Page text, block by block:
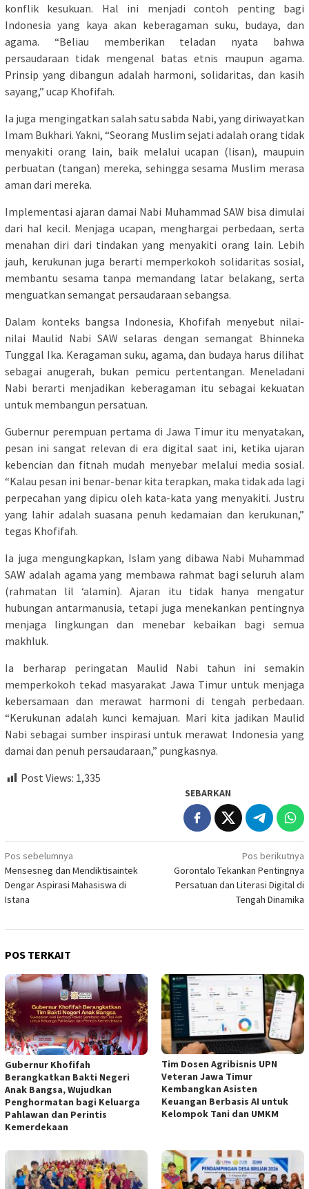
konflik kesukuan. Hal ini menjadi contoh penting bagi
Indonesia yang kaya akan keberagaman suku, budaya, dan
agama. “Beliau memberikan teladan nyata bahwa
persaudaraan tidak mengenal batas etnis maupun agama.
Prinsip yang dibangun adalah harmoni, solidaritas, dan kasih
sayang,” ucap Khofifah.
Ia juga mengingatkan salah satu sabda Nabi, yang diriwayatkan
Imam Bukhari. Yakni, “Seorang Muslim sejati adalah orang tidak
menyakiti orang lain, baik melalui ucapan (lisan), maupuin
perbuatan (tangan) mereka, sehingga sesama Muslim merasa
aman dari mereka.
Implementasi ajaran damai Nabi Muhammad SAW bisa dimulai
dari hal kecil. Menjaga ucapan, menghargai perbedaan, serta
menahan diri dari tindakan yang menyakiti orang lain. Lebih
jauh, kerukunan juga berarti memperkokoh solidaritas sosial,
membantu sesama tanpa memandang latar belakang, serta
menguatkan semangat persaudaraan sebangsa.
Dalam konteks bangsa Indonesia, Khofifah menyebut nilai-
nilai Maulid Nabi SAW selaras dengan semangat Bhinneka
Tunggal Ika. Keragaman suku, agama, dan budaya harus dilihat
sebagai anugerah, bukan pemicu pertentangan. Meneladani
Nabi berarti menjadikan keberagaman itu sebagai kekuatan
untuk membangun persatuan.
Gubernur perempuan pertama di Jawa Timur itu menyatakan,
pesan ini sangat relevan di era digital saat ini, ketika ujaran
kebencian dan fitnah mudah menyebar melalui media sosial.
“Kalau pesan ini benar-benar kita terapkan, maka tidak ada lagi
perpecahan yang dipicu oleh kata-kata yang menyakiti. Justru
yang lahir adalah suasana penuh kedamaian dan kerukunan,”
tegas Khofifah.
Ia juga mengungkapkan, Islam yang dibawa Nabi Muhammad
SAW adalah agama yang membawa rahmat bagi seluruh alam
(rahmatan lil ‘alamin). Ajaran itu tidak hanya mengatur
hubungan antarmanusia, tetapi juga menekankan pentingnya
menjaga lingkungan dan menebar kebaikan bagi semua
makhluk.
Ia berharap peringatan Maulid Nabi tahun ini semakin
memperkokoh tekad masyarakat Jawa Timur untuk menjaga
kebersamaan dan merawat harmoni di tengah perbedaan.
“Kerukunan adalah kunci kemajuan. Mari kita jadikan Maulid
Nabi sebagai sumber inspirasi untuk merawat Indonesia yang
damai dan penuh persaudaraan,” pungkasnya.
Post Views: 1,335
SEBARKAN
Navigasi
pos
Pos sebelumnya
Mensesneg dan Mendiktisaintek
Dengar Aspirasi Mahasiswa di
Istana
Pos berikutnya
Gorontalo Tekankan Pentingnya
Persatuan dan Literasi Digital di
Tengah Dinamika
POS TERKAIT
Gubernur Khofifah
Berangkatkan Bakti Negeri
Anak Bangsa, Wujudkan
Penghormatan bagi Keluarga
Pahlawan dan Perintis
Kemerdekaan
Tim Dosen Agribisnis UPN
Veteran Jawa Timur
Kembangkan Asisten
Keuangan Berbasis AI untuk
Kelompok Tani dan UMKM